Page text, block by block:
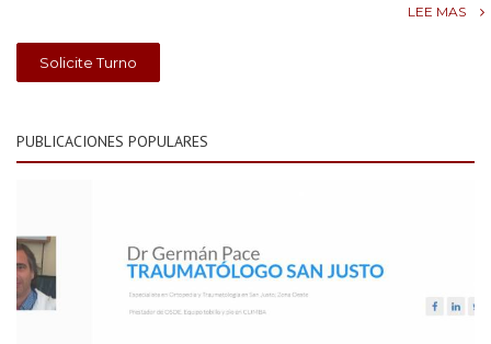
LEE MAS
Solicite Turno
PUBLICACIONES POPULARES